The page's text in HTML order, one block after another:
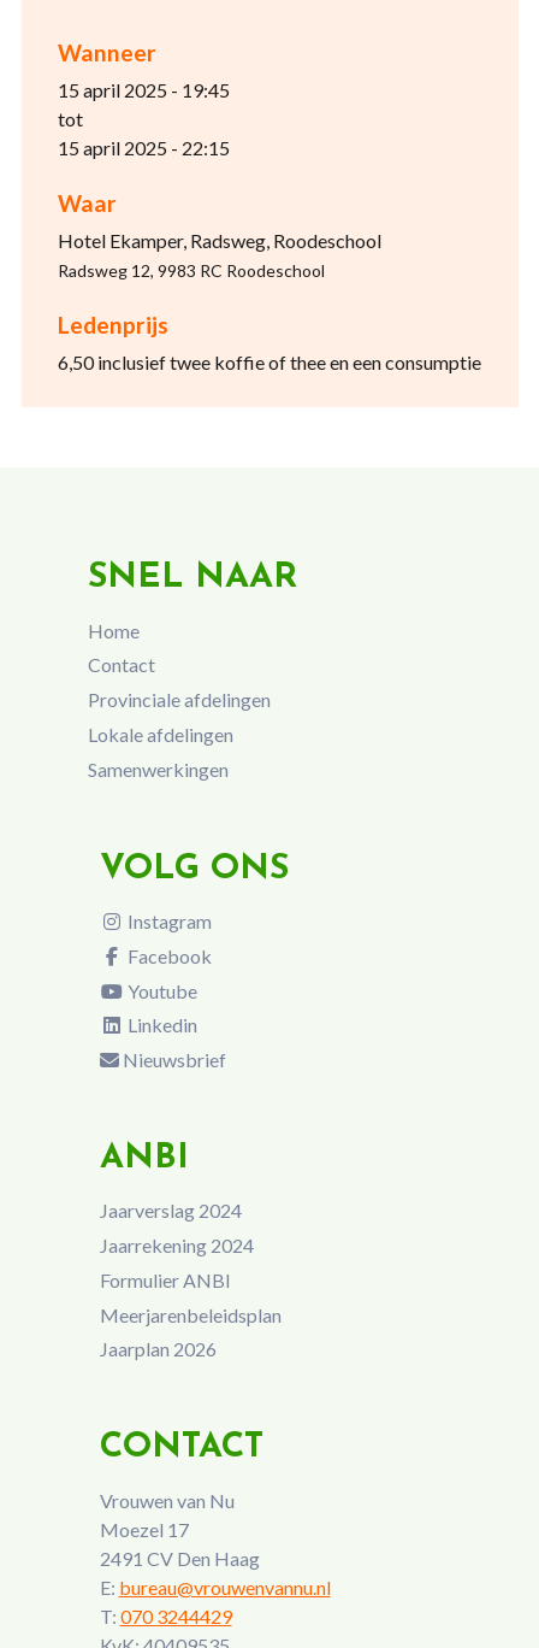
Wanneer
15 april 2025 - 19:45
tot
15 april 2025 - 22:15
Waar
Hotel Ekamper, Radsweg, Roodeschool
Radsweg 12, 9983 RC Roodeschool
Ledenprijs
6,50 inclusief twee koffie of thee en een consumptie
SNEL NAAR
Home
Contact
Provinciale afdelingen
Lokale afdelingen
Samenwerkingen
VOLG ONS
Instagram
Facebook
Youtube
Linkedin
Nieuwsbrief
ANBI
Jaarverslag 2024
Jaarrekening 2024
Formulier ANBI
Meerjarenbeleidsplan
Jaarplan 2026
CONTACT
Vrouwen van Nu
Moezel 17
2491 CV Den Haag
E: bureau@vrouwenvannu.nl
T: 070 3244429